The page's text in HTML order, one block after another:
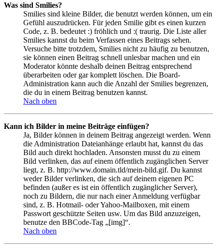
Was sind Smilies?
Smilies sind kleine Bilder, die benutzt werden können, um ein
Gefühl auszudrücken. Für jeden Smilie gibt es einen kurzen
Code, z. B. bedeutet :) fröhlich und :( traurig. Die Liste aller
Smilies kannst du beim Verfassen eines Beitrags sehen.
Versuche bitte trotzdem, Smilies nicht zu häufig zu benutzen,
sie können einen Beitrag schnell unlesbar machen und ein
Moderator könnte deshalb deinen Beitrag entsprechend
überarbeiten oder gar komplett löschen. Die Board-
Administration kann auch die Anzahl der Smilies begrenzen,
die du in einem Beitrag benutzen kannst.
Nach oben
Kann ich Bilder in meine Beiträge einfügen?
Ja, Bilder können in deinem Beitrag angezeigt werden. Wenn
die Administration Dateianhänge erlaubt hat, kannst du das
Bild auch direkt hochladen. Ansonsten musst du zu einem
Bild verlinken, das auf einem öffentlich zugänglichen Server
liegt, z. B. http://www.domain.tld/mein-bild.gif. Du kannst
weder Bilder verlinken, die sich auf deinem eigenen PC
befinden (außer es ist ein öffentlich zugänglicher Server),
noch zu Bildern, die nur nach einer Anmeldung verfügbar
sind, z. B. Hotmail- oder Yahoo-Mailboxen, mit einem
Passwort geschützte Seiten usw. Um das Bild anzuzeigen,
benutze den BBCode-Tag „[img]“.
Nach oben